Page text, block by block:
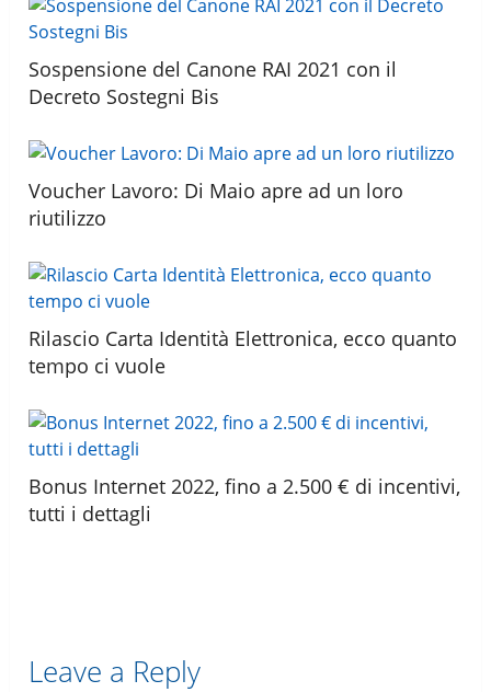
Sospensione del Canone RAI 2021 con il
Decreto Sostegni Bis
Voucher Lavoro: Di Maio apre ad un loro
riutilizzo
Rilascio Carta Identità Elettronica, ecco quanto
tempo ci vuole
Bonus Internet 2022, fino a 2.500 € di incentivi,
tutti i dettagli
Leave a Reply